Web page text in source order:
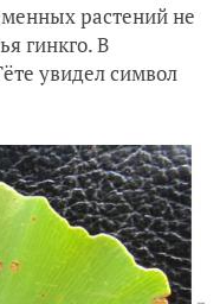
растений не
гинкго. В
увидел символ